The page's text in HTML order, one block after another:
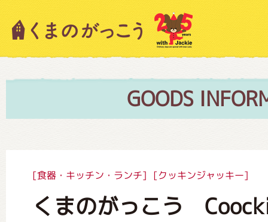
GOODS
[食器・キッチン・ランチ] [クッキンジャッキー]
くまのがっこう
キャラクター紹介
絵本・作家紹介